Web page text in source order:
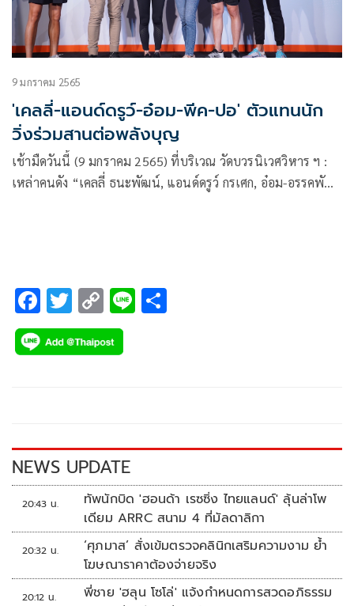
9 มกราคม 2565
'เคลลี่-แอนด์ดรูว์-อ๋อม-พีค-ปอ' ตัวแทนนัก
วิ่งร่วมสานต่อพลังบุญ
เช้ามืดวันนี้ (9 มกราคม 2565) ที่บริเวณ วัดบวรนิเวศวิหาร ฯ :
เหล่าคนดัง “เคลลี่ ธนะพัฒน์, แอนด์ดรูว์ กรเศก, อ๋อม-อรรคพันธ์
MERIT RUN ก้าวไปไหว้พระ ๙ วัด”
F
ac
e
k
T
wi
tt
C
o
p
k
Li
NEWS UPDATE
20:43 น.
ทัพนักบิด 'ฮอนด้า เรซซิ่ง ไทยแลนด์' ลุ้นล่าโพ
เดียม ARRC สนาม 4 ที่มัลดาลิกา
20:32 น.
‘ศุภมาส’ สั่งเข้มตรวจคลินิกเสริมความงาม ย้ำ
โฆษณาราคาต้องจ่ายจริง
20:12 น.
พี่ชาย 'ฮลุน โซโล่' แจ้งกำหนดการสวดอภิธรรม